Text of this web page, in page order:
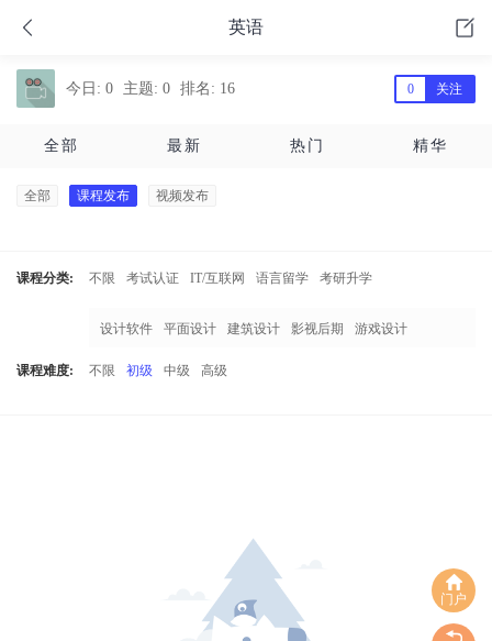
门户
英语
今日: 0 主题: 0 排名: 16 0 关注
全部 最新 热门 精华
全部 课程发布 视频发布
课程分类: 不限 考试认证 IT/互联网 语言留学
考研升学
设计软件
平面设计 建筑设计 影视后期
游戏设计
课程难度:
不限 初级 中级 高级